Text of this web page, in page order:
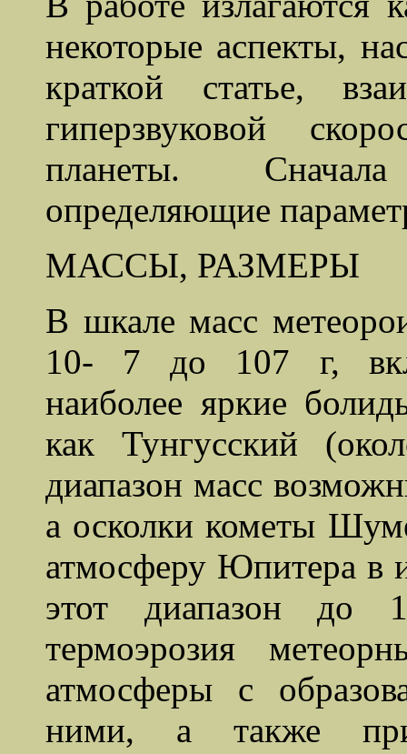
некоторые аспекты,
краткой статье,
гиперзвуковой
планеты.
определяющие
МАССЫ, РАЗМЕРЫ
В шкале масс
10- 7 до 107 г,
наиболее яркие
как Тунгусский
диапазон масс
а осколки кометы
атмосферу Юпитера в
этот диапазон до
термоэрозия
атмосферы с
ними, а также